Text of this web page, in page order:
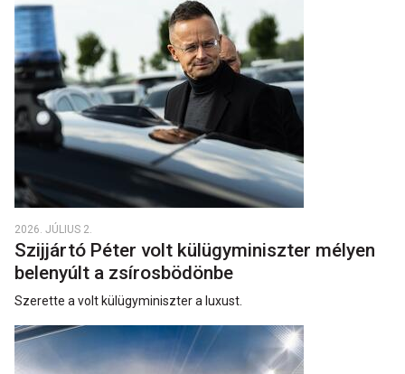
2026. JÚLIUS 2.
Szijjártó Péter volt külügyminiszter mélyen
belenyúlt a zsírosbödönbe
Szerette a volt külügyminiszter a luxust.